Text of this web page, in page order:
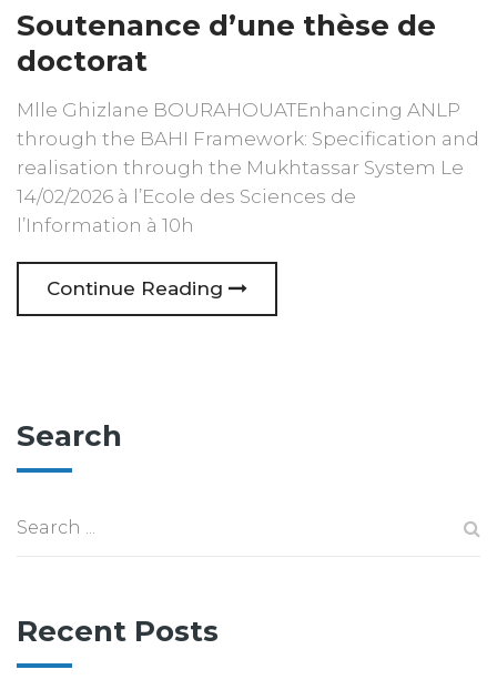
Search
Recent Posts
Soutenance d’une thèse de
doctorat
Mlle Ghizlane BOURAHOUATEnhancing ANLP
through the BAHI Framework: Specification and
realisation through the Mukhtassar System Le
14/02/2026 à l’Ecole des Sciences de
l’Information à 10h
Continue Reading